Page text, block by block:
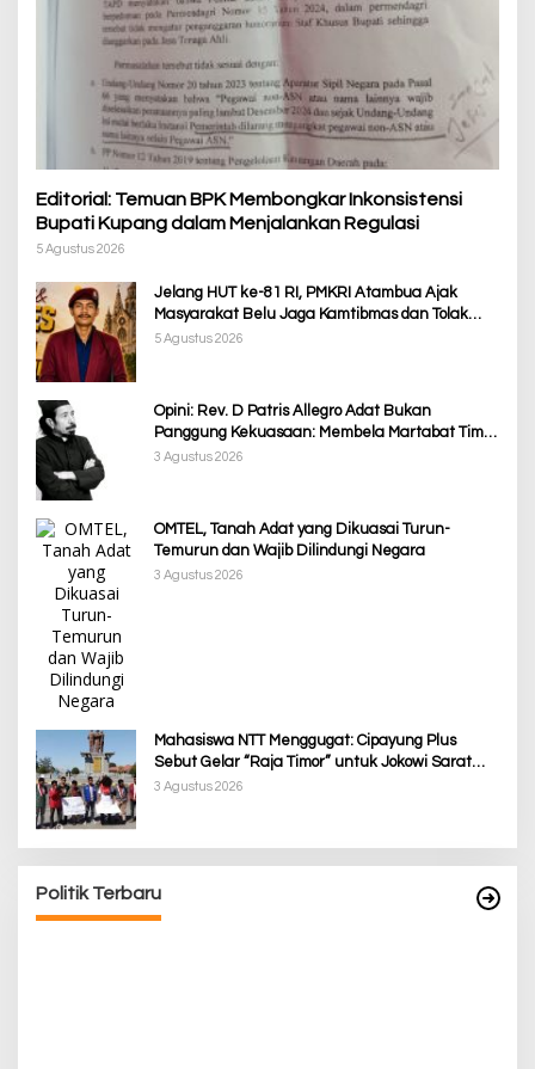
Editorial: Temuan BPK Membongkar Inkonsistensi
Bupati Kupang dalam Menjalankan Regulasi
5 Agustus 2026
Jelang HUT ke-81 RI, PMKRI Atambua Ajak
Masyarakat Belu Jaga Kamtibmas dan Tolak
Provokasi
5 Agustus 2026
Opini: Rev. D Patris Allegro Adat Bukan
Panggung Kekuasaan: Membela Martabat Timor
dari Politik Simbolik
3 Agustus 2026
OMTEL, Tanah Adat yang Dikuasai Turun-
Temurun dan Wajib Dilindungi Negara
3 Agustus 2026
Mahasiswa NTT Menggugat: Cipayung Plus
Sebut Gelar “Raja Timor” untuk Jokowi Sarat
Kepentingan Politik
3 Agustus 2026
Politik Terbaru
Terima Bantuan Sembako dari Yayasan YNS
Di Berita, Berita Daerah, Ekonomi, Lainnya, Politik